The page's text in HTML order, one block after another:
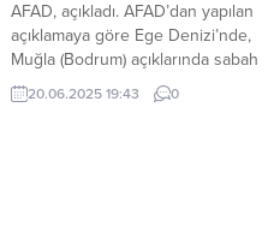
AFAD, açıkladı. AFAD’dan yapılan
açıklamaya göre Ege Denizi’nde,
Muğla (Bodrum) açıklarında sabah
19.19’da 4.8 şiddetinde deprem
oldu. Afet ve Acil Durum Yönetimi
20.06.2025 19:43 0